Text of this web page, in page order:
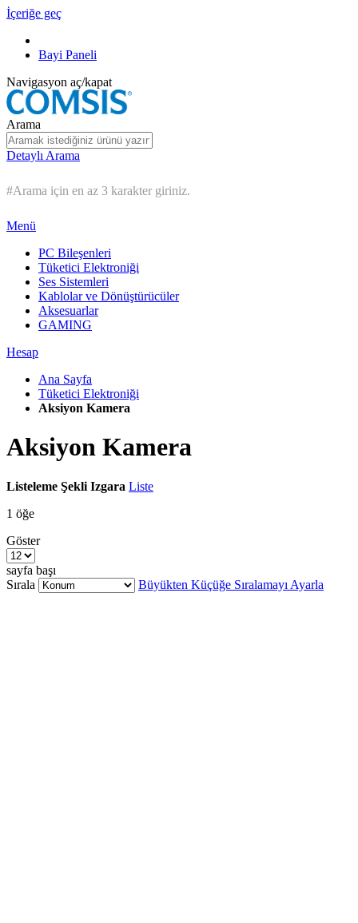
İçeriğe geç
Bayi Paneli
Navigasyon aç/kapat
Arama
Detaylı Arama
#Arama için en az 3 karakter giriniz.
Menü
PC Bileşenleri
Tüketici Elektroniği
Ses Sistemleri
Kablolar ve Dönüştürücüler
Aksesuarlar
GAMING
Hesap
Ana Sayfa
Tüketici Elektroniği
Aksiyon Kamera
Aksiyon Kamera
Listeleme Şekli Izgara Liste
1 öğe
Göster
sayfa başı
Sırala
Büyükten Küçüğe Sıralamayı Ayarla